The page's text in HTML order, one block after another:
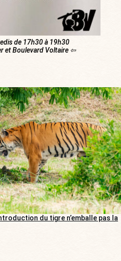
de 17h30 à 19h30
et Boulevard Voltaire ⇦
du tigre n’emballe pas la